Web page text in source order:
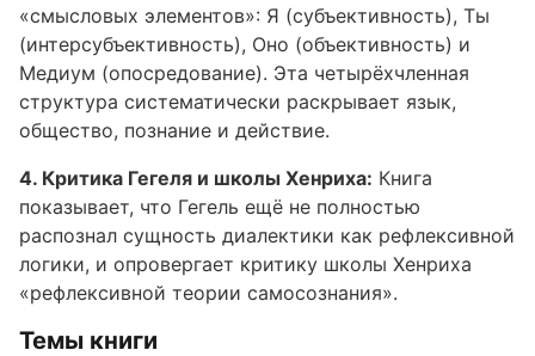
«смысловых элементов»: Я (субъективность), Ты
(интерсубъективность), Оно (объективность) и
Медиум (опосредование). Эта четырёхчленная
структура систематически раскрывает язык,
общество, познание и действие.
4. Критика Гегеля и школы Хенриха: Книга
показывает, что Гегель ещё не полностью
распознал сущность диалектики как рефлексивной
логики, и опровергает критику школы Хенриха
«рефлексивной теории самосознания».
Темы книги